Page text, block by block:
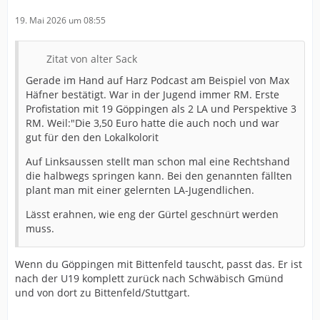
19. Mai 2026 um 08:55
Zitat von alter Sack
Gerade im Hand auf Harz Podcast am Beispiel von Max
Häfner bestätigt. War in der Jugend immer RM. Erste
Profistation mit 19 Göppingen als 2 LA und Perspektive 3
RM. Weil:"Die 3,50 Euro hatte die auch noch und war
gut für den den Lokalkolorit
Auf Linksaussen stellt man schon mal eine Rechtshand
die halbwegs springen kann. Bei den genannten fällten
plant man mit einer gelernten LA-Jugendlichen.
Lässt erahnen, wie eng der Gürtel geschnürt werden
muss.
Wenn du Göppingen mit Bittenfeld tauscht, passt das. Er ist
nach der U19 komplett zurück nach Schwäbisch Gmünd
und von dort zu Bittenfeld/Stuttgart.